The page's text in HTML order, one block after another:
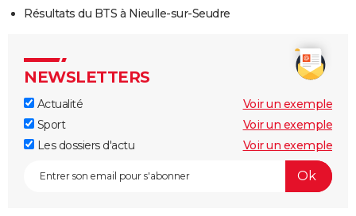
Résultats du BTS à Nieulle-sur-Seudre
NEWSLETTERS
Actualité
Voir un exemple
Sport
Voir un exemple
Les dossiers d'actu
Voir un exemple